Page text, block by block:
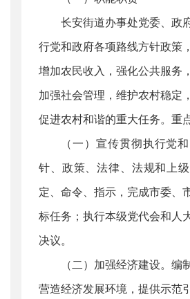
长安街道办事处党委、政
行党和政府各项路线方针政策
增加农民收入，强化公共服务
加强社会管理，维护农村稳定
促进农村和谐的重大任务。重
（一）宣传贯彻执行党
针、政策、法律、法规和上
定、命令、指示，完成市委、
标任务；执行本级党代会和人
决议。
（二）加强经济建设。编
营造经济发展环境，提供示范